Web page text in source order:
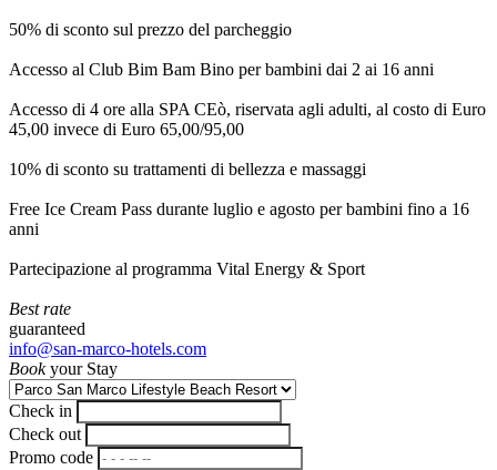
50% di sconto sul prezzo del parcheggio
Accesso al Club Bim Bam Bino per bambini dai 2 ai 16 anni
Accesso di 4 ore alla SPA CEò, riservata agli adulti, al costo di Euro
45,00 invece di Euro 65,00/95,00
10% di sconto su trattamenti di bellezza e massaggi
Free Ice Cream Pass durante luglio e agosto per bambini fino a 16
anni
Partecipazione al programma Vital Energy & Sport
Best rate
guaranteed
info@san-marco-hotels.com
Bookyour Stay
Check in
Check out
Promo code